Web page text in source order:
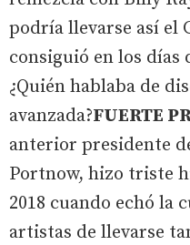
podría llevarse así el
consiguió en los días
¿Quién hablaba de
avanzada?FUERTE
anterior presidente
Portnow, hizo triste
2018 cuando echó la
artistas de llevarse